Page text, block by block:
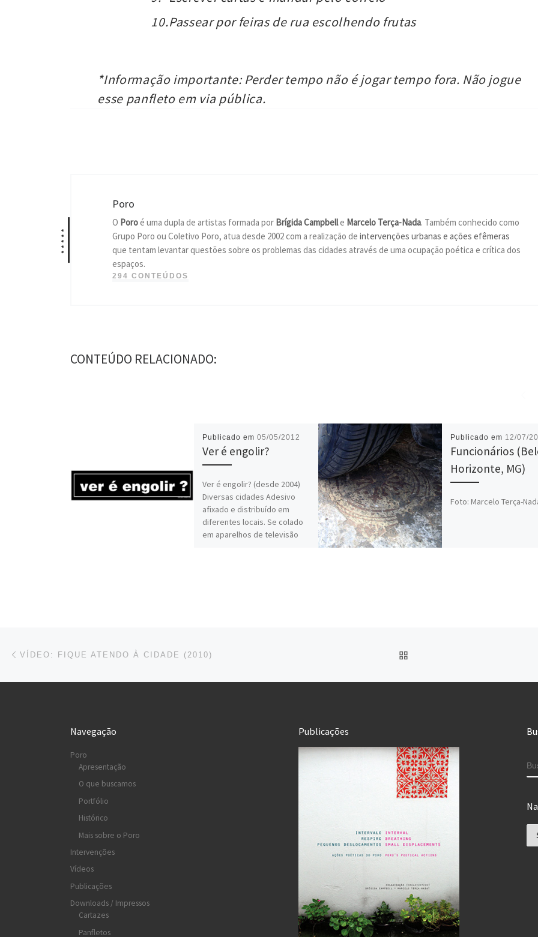
Passear por feiras de rua escolhendo frutas
*Informação importante: Perder tempo não é jogar tempo fora. Não jogue
esse panfleto em via pública.
*****
Poro
O Poroé uma dupla de artistas formada por Brígida Campbelle Marcelo Terça-Nada. Também conhecido como
Grupo Poro ou Coletivo Poro, atua desde 2002 com a realização de intervenções urbanas e ações efêmeras
que tentam levantar questões sobre os problemas das cidades através de uma ocupação poética e crítica dos
espaços.
294 CONTEÚDOS
CONTEÚDO RELACIONADO:
Publicado em05/05/2012
Ver é engolir?
Ver é engolir? (desde 2004)
Diversas cidades Adesivo
afixado e distribuído em
diferentes locais. Se colado
em aparelhos de televisão
Publicado em 12/07/
Funcionários
Horizonte, MG)
Foto: Marcelo Terça-
Navegação do post
VÍDEO: FIQUE ATENDO À CIDADE (2010)
Navegação
Poro
Apresentação
O que buscamos
Portfólio
Histórico
Mais sobre o Poro
Intervenções
Vídeos
Publicações
Downloads / Impressos
Cartazes
Panfletos
Publicações